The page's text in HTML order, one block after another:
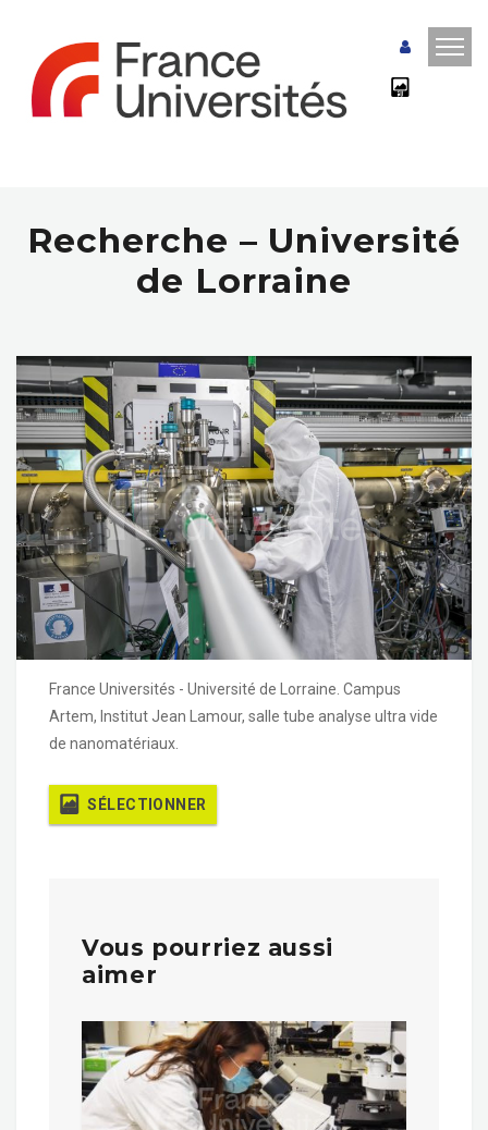
Recherche – Université
de Lorraine
France Universités - Université de Lorraine. Campus
Artem, Institut Jean Lamour, salle tube analyse ultra vide
de nanomatériaux.
SÉLECTIONNER
Vous pourriez aussi
aimer